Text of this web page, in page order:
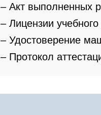
– Акт выполненных
– Лицензии
– Удостоверение
– Протокол